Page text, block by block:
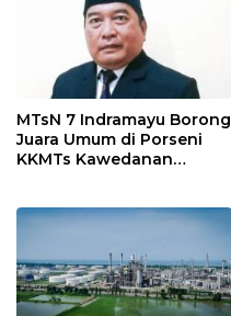
MTsN 7 Indramayu Borong
Juara Umum di Porseni
KKMTs Kawedanan